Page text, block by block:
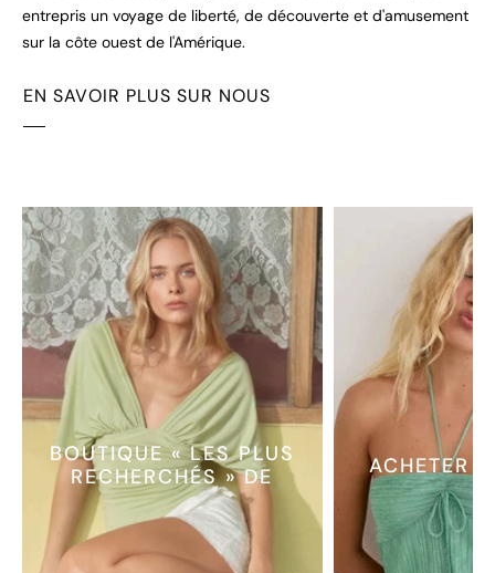
entrepris un voyage de liberté, de découverte et d'amusement
sur la côte ouest de l'Amérique.
EN SAVOIR PLUS SUR NOUS
BOUTIQUE « LES PLUS
RECHERCHÉS » DE
ACHETER